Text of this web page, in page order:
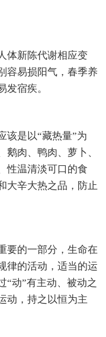
体新陈代谢相应变
容易损阳气，春季养
宿疾。
该是以“藏热量”为
肉、鸭肉、萝卜、
性温清淡可口的食
大辛大热之品，防止
要的一部分，生命在
律的活动，适当的运
“动”有主动、被动之
动，持之以恒为主